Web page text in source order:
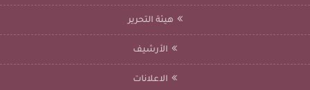
هيئة التحرير
الأرشيف
الاعلانات